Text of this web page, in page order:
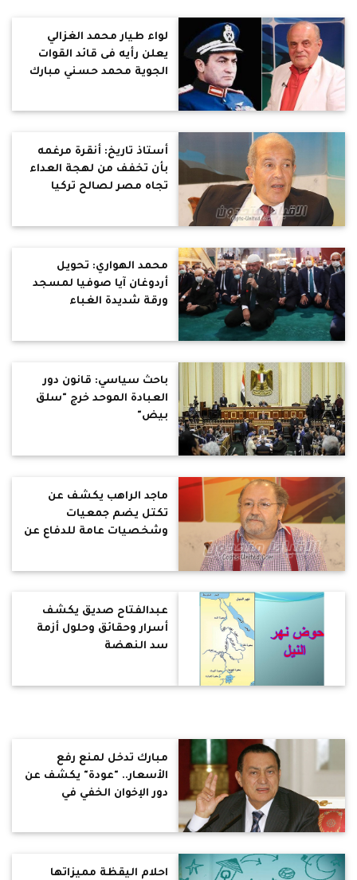
لواء طيار محمد الغزالي
يعلن رأيه فى قائد القوات
الجوية محمد حسني مبارك
أستاذ تاريخ: أنقرة مرغمه
بأن تخفف من لهجة العداء
تجاه مصر لصالح تركيا
محمد الهواري: تحويل
أردوغان آيا صوفيا لمسجد
ورقة شديدة الغباء
باحث سياسي: قانون دور
العبادة الموحد خرج "سلق
بيض"
ماجد الراهب يكشف عن
تكتل يضم جمعيات
وشخصيات عامة للدفاع عن
عبدالفتاح صديق يكشف
أسرار وحقائق وحلول أزمة
سد النهضة
مبارك تدخل لمنع رفع
الأسعار.. "عودة" يكشف عن
دور الإخوان الخفي في
احلام اليقظة مميزاتها